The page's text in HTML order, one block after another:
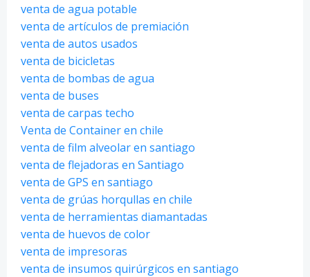
venta de agua potable
venta de artículos de premiación
venta de autos usados
venta de bicicletas
venta de bombas de agua
venta de buses
venta de carpas techo
Venta de Container en chile
venta de film alveolar en santiago
venta de flejadoras en Santiago
venta de GPS en santiago
venta de grúas horqullas en chile
venta de herramientas diamantadas
venta de huevos de color
venta de impresoras
venta de insumos quirúrgicos en santiago